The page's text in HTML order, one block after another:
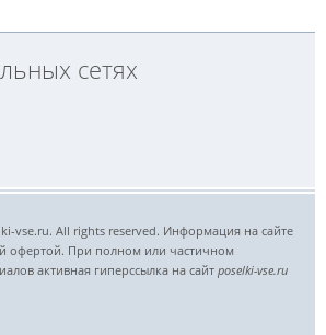
сетях
vse.ru. All rights reserved. Информация на сайте
офертой. При полном или частичном
активная гиперссылка на сайт poselki-vse.ru​